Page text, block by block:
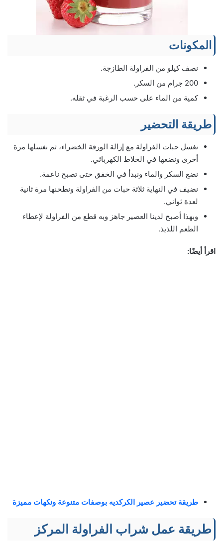
المكونات
نصف كيلو من الفراولة الطازجة.
200 جرام من السكر.
كمية من الماء على حسب الرغبة في ثقله.
طريقة التحضير
نغسل حبات الفراولة مع إزالة الورقة الخضراء، ثم نغسلها مرة
أخرى ونضعها في الخلاط الكهربائي.
نضع السكر والماء ونبدأ في الخفق حتى تصبح ناعمة.
نضيف في النهاية ثلاثة حبات من الفراولة ونطحنها مرة ثانية
لعدة ثواني.
وبهذا أصبح لدينا العصير جاهز وبه قطع من الفراولة لإعطاء
الطعم اللذيذ.
اقرأ أيضًا:
طريقة تحضير عصير الكركديه بوصفات متنوعة ونكهات مميزة
طريقة عمل شراب الفراولة المركز